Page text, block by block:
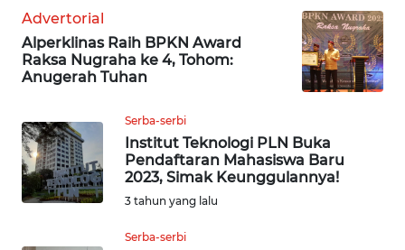
Advertorial
Alperklinas Raih BPKN Award
Raksa Nugraha ke 4, Tohom:
Anugerah Tuhan
Serba-serbi
Institut Teknologi PLN Buka
Pendaftaran Mahasiswa Baru
2023, Simak Keunggulannya!
3 tahun yang lalu
Serba-serbi
WN
KEPRI
WN
PAPUA
WN
PAPUA